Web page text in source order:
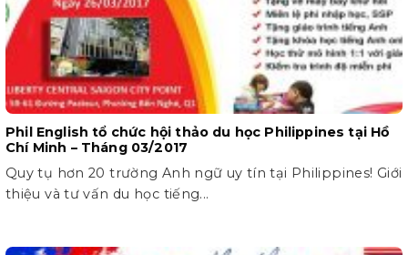
Phil English tổ chức hội thảo du học Philippines tại Hồ
Chí Minh – Tháng 03/2017
Quy tụ hơn 20 trường Anh ngữ uy tín tại Philippines! Giới
thiệu và tư vấn du học tiếng...